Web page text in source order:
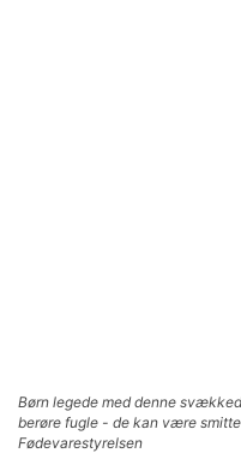
Børn legede med denne
berøre fugle - de kan være
Fødevarestyrelsen